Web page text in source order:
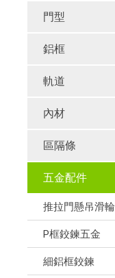
門型
鋁框
軌道
內材
區隔條
五金配件
推拉門懸吊滑輪
P框鉸鍊五金
細鋁框鉸鍊